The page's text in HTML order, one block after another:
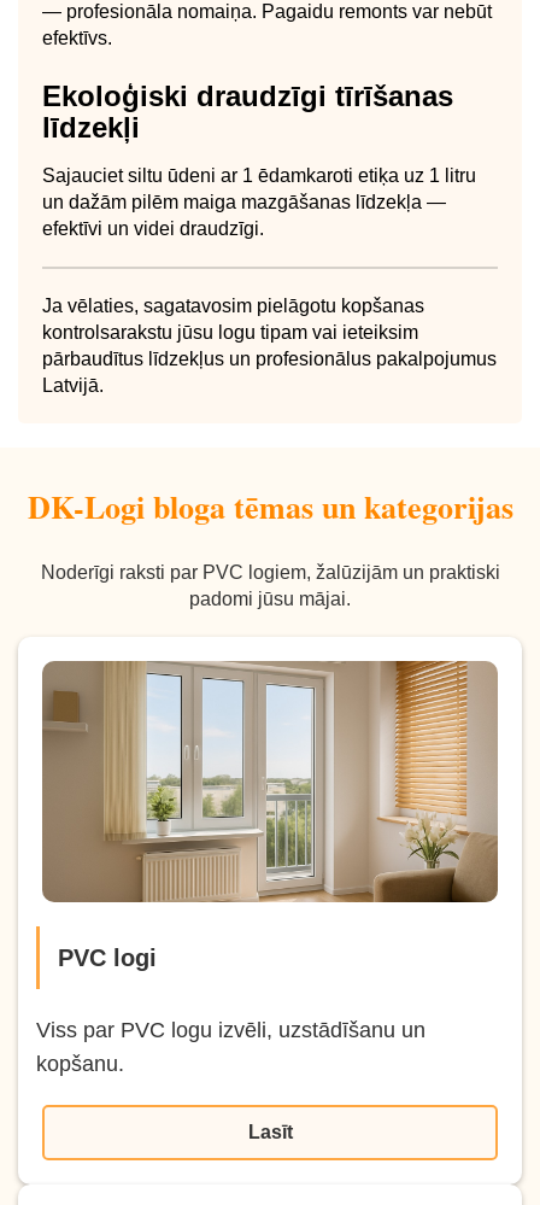
— profesionāla nomaiņa. Pagaidu remonts var nebūt
efektīvs.
Ekoloģiski draudzīgi tīrīšanas
līdzekļi
Sajauciet siltu ūdeni ar 1 ēdamkaroti etiķa uz 1 litru
un dažām pilēm maiga mazgāšanas līdzekļa —
efektīvi un videi draudzīgi.
Ja vēlaties, sagatavosim pielāgotu kopšanas
kontrolsarakstu jūsu logu tipam vai ieteiksim
pārbaudītus līdzekļus un profesionālus pakalpojumus
Latvijā.
DK-Logi bloga tēmas un kategorijas
Noderīgi raksti par PVC logiem, žalūzijām un praktiski
padomi jūsu mājai.
PVC logi
Viss par PVC logu izvēli, uzstādīšanu un
kopšanu.
Lasīt